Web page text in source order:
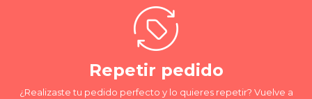
Repetir pedido
¿Realizaste tu pedido perfecto y lo quieres repetir? Vuelve a